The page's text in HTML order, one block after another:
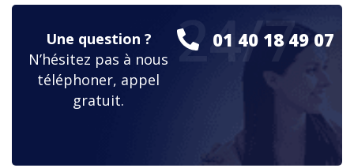
Une question ?
N’hésitez pas à nous
téléphoner, appel
gratuit.
01 40 18 49 07
24/7